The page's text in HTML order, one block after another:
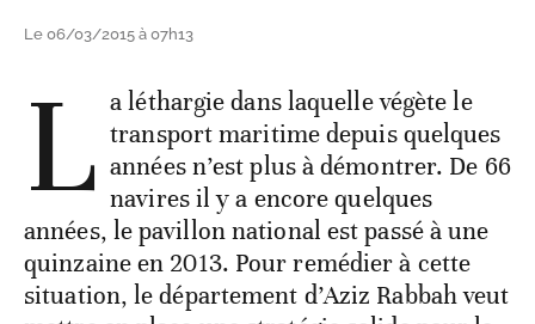
Le 06/03/2015 à 07h13
L a léthargie dans laquelle végète le
transport maritime depuis quelques
années n’est plus à démontrer. De 66
navires il y a encore quelques
années, le pavillon national est passé à une
quinzaine en 2013. Pour remédier à cette
situation, le département d’Aziz Rabbah veut